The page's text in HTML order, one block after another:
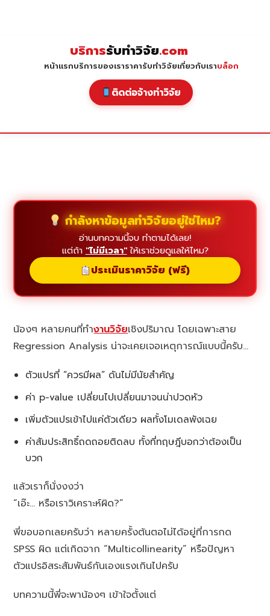
บริการรับทำวิจัย.com
หน้าแรกบริการของเราราคารับทำวิจัยเกี่ยวกับเราบล็อก
ติดต่อจ้างทำวิจัย
กำลังหาข้อมูลทำวิจัยอยู่ใช่ไหม?
อ่านบทความนี้จบ ทำตามได้เลย!
แต่ถ้า "ไม่มีเวลา"ให้เราช่วยดูแลให้ไหม?
ประเมินราคาวิจัย (ฟรี)
น้องๆ หลายคนที่ทำงานวิจัยเชิงปริมาณ โดยเฉพาะสาย
Regression Analysis น่าจะเคยเจอเหตุการณ์แบบนี้ครับ…
ตัวแปรที่ “ควรมีผล” ดันไม่มีนัยสำคัญ
ค่า p-value เปลี่ยนไปเปลี่ยนมาจนน่าปวดหัว
เพิ่มตัวแปรเข้าไปแค่ตัวเดียว ผลทั้งโมเดลพังเฉย
ค่าสัมประสิทธิ์ถดถอยติดลบ ทั้งที่ทฤษฎีบอกว่าต้องเป็น
บวก
แล้วเราก็นั่งงงว่า
“เอ๊ะ… หรือเราวิเคราะห์ผิด?”
พี่ขอบอกเลยครับว่า หลายครั้งต้นตอไม่ได้อยู่ที่การกด
SPSS ผิด แต่เกิดจาก “Multicollinearity” หรือปัญหา
ตัวแปรอิสระสัมพันธ์กันเองแรงเกินไปครับ
บทความนี้พี่จะพาน้องๆ เข้าใจตั้งแต่